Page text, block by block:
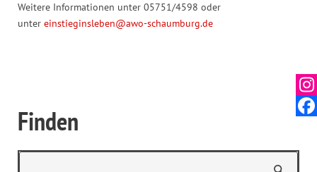
Weitere Informationen unter 05751/4598 oder
unter einstieginsleben@awo-schaumburg.de
Finden